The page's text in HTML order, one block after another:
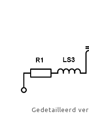
Gedetailleerd